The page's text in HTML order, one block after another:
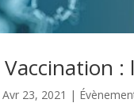
Avr 23, 2021 |